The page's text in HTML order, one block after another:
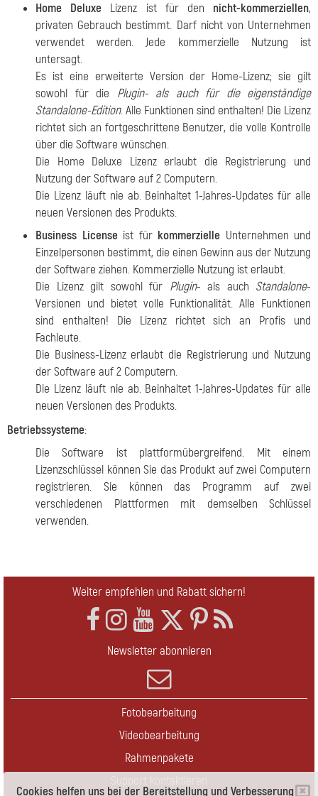
Cookies helfen uns bei der Bereitstellung und Verbesserung
Home Deluxe Lizenz ist für den nicht-kommerziellen,
privaten Gebrauch bestimmt. Darf nicht von Unternehmen
verwendet werden. Jede kommerzielle Nutzung ist
untersagt.
Es ist eine erweiterte Version der Home-Lizenz; sie gilt
sowohl für die Plugin- als auch für die eigenständige
Standalone-Edition. Alle Funktionen sind enthalten! Die Lizenz
richtet sich an fortgeschrittene Benutzer, die volle Kontrolle
über die Software wünschen.
Die Home Deluxe Lizenz erlaubt die Registrierung und
Nutzung der Software auf 2 Computern.
Die Lizenz läuft nie ab. Beinhaltet 1-Jahres-Updates für alle
neuen Versionen des Produkts.
Business Licenseist für kommerzielle Unternehmen und
Einzelpersonen bestimmt, die einen Gewinn aus der Nutzung
der Software ziehen. Kommerzielle Nutzung ist erlaubt.
Die Lizenz gilt sowohl für Plugin- als auch Standalone-
Versionen und bietet volle Funktionalität. Alle Funktionen
sind enthalten! Die Lizenz richtet sich an Profis und
Fachleute.
Die Business-Lizenz erlaubt die Registrierung und Nutzung
der Software auf 2 Computern.
Die Lizenz läuft nie ab. Beinhaltet 1-Jahres-Updates für alle
neuen Versionen des Produkts.
Betriebssysteme:
Die Software ist plattformübergreifend. Mit einem
Lizenzschlüssel können Sie das Produkt auf zwei Computern
registrieren. Sie können das Programm auf zwei
verschiedenen Plattformen mit demselben Schlüssel
verwenden.
Weiter empfehlen und Rabatt sichern!
Newsletter abonnieren
Fotobearbeitung
Videobearbeitung
Rahmenpakete